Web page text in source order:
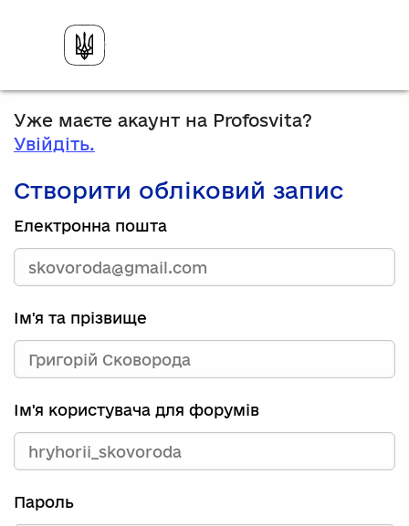
Уже маєте акаунт на Profosvita?
Увійдіть.
Створити обліковий запис
Електронна пошта
Ім'я та прізвище
Ім'я користувача для форумів
Пароль